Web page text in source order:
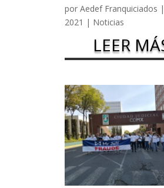
porAedef Franquiciados |
2021 | Noticias
LEER